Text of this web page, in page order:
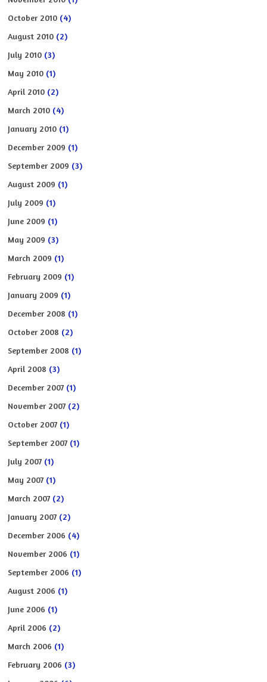
October 2010 (4)
August 2010 (2)
July 2010 (3)
May 2010 (1)
April 2010 (2)
March 2010 (4)
January 2010 (1)
December 2009 (1)
September 2009 (3)
August 2009 (1)
July 2009 (1)
June 2009 (1)
May 2009 (3)
March 2009 (1)
February 2009 (1)
January 2009 (1)
December 2008 (1)
October 2008 (2)
September 2008 (1)
April 2008 (3)
December 2007 (1)
November 2007 (2)
October 2007 (1)
September 2007 (1)
July 2007 (1)
May 2007 (1)
March 2007 (2)
January 2007 (2)
December 2006 (4)
November 2006 (1)
September 2006 (1)
August 2006 (1)
June 2006 (1)
April 2006 (2)
March 2006 (1)
February 2006 (3)